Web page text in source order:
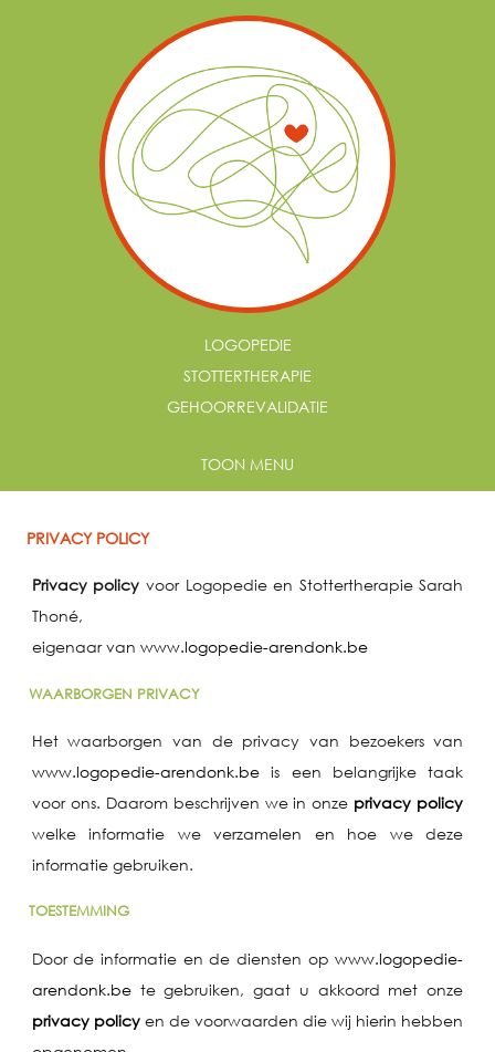
LOGOPEDIE
STOTTERTHERAPIE
GEHOORREVALIDATIE
TOON MENU
PRIVACY POLICY
Privacy policy voor Logopedie en Stottertherapie Sarah
Thoné,
eigenaar van www.logopedie-arendonk.be
WAARBORGEN PRIVACY
Het waarborgen van de privacy van bezoekers van
www.logopedie-arendonk.beis een belangrijke taak
voor ons. Daarom beschrijven we in onze privacy policy
welke informatie we verzamelen en hoe we deze
informatie gebruiken.
TOESTEMMING
Door de informatie en de diensten opwww.logopedie-
arendonk.bete gebruiken, gaat u akkoord met onze
privacy policyen de voorwaarden die wij hierin hebben